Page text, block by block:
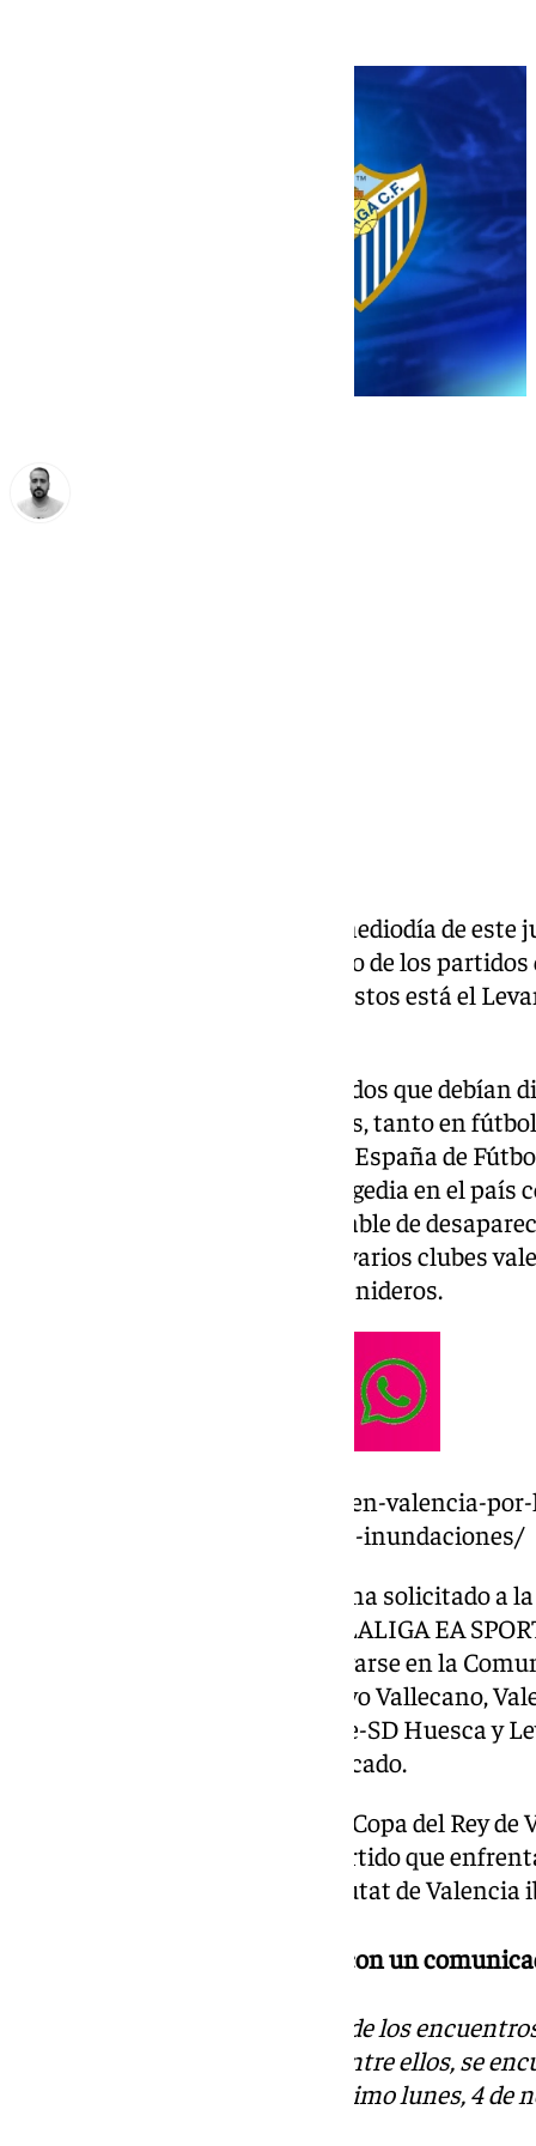
La RFEF ha comunicado en el mediodía de
parte de LaLiga de aplazamiento de los
Comunidad Valenciana. Entre estos está el
«Se ha acordado posponer partidos que
profesionales y no profesionales, tanto en
comunicaba la Real Federación España de
que ha supuesto una tragedia en el país
fallecidos, un número considerable de
materiales, ha ocasionado que varios clubes
aplazamiento de los partidos venideros.
https://www.101tv.es/tragedia-en-valencia-
y-desaparecidos-a-causa-de-las-inundaciones/
«LALIGA, a petición los Clubes, ha solicitado a
encuentros de la jornada 12 de LALIGA EA
HYPERMOTION que debían jugarse en la
fin de semana: Villarreal CF-Rayo Vallecano,
Castellón-RC Ferrol, CD Eldense-SD Huesca y
plasmaba LaLiga en su comunicado.
Ya se aplazaron los partidos de Copa del Rey
más lógico era pensar que el partido que
lunes a las 20:30 horas en el Ciutat de
El Málaga respalda la decisión con un
La RFEF decreta la suspensión de los
de la Comunidad de Valencia. Entre ellos, se
CF que se debía disputar el próximo lunes, 4 de